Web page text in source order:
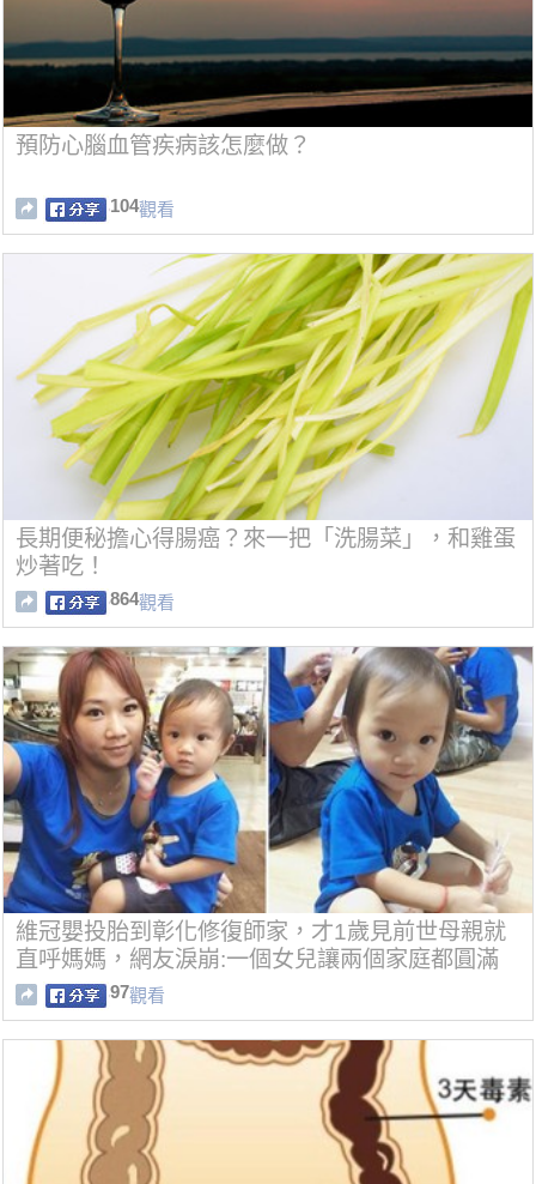
預防心腦血管疾病該怎麼做？
104觀看
長期便秘擔心得腸癌？來一把「洗腸菜」，和雞蛋
炒著吃！
864觀看
維冠嬰投胎到彰化修復師家，才1歲見前世母親就
直呼媽媽，網友淚崩:一個女兒讓兩個家庭都圓滿
97觀看